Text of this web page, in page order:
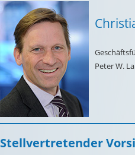
Peter W.
Stellvertretender